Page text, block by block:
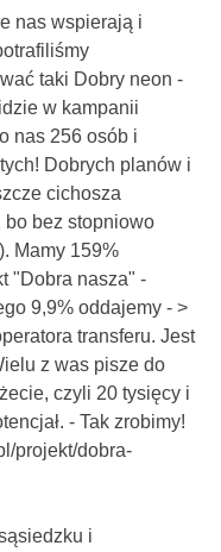
nas wspierają i
taki Dobry neon -
w kampanii
nas 256 osób i
Dobrych planów i
cichosza
bez stopniowo
Mamy 159%
"Dobra nasza" -
9,9% oddajemy - >
transferu. Jest
z was pisze do
czyli 20 tysięcy i
- Tak zrobimy!
projekt/dobra-
i